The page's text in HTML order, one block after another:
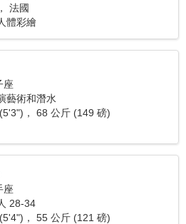
法國
體彩繪
座
藝術和潛水
， 68 公斤 (149 磅)
座
28-34
， 55 公斤 (121 磅)